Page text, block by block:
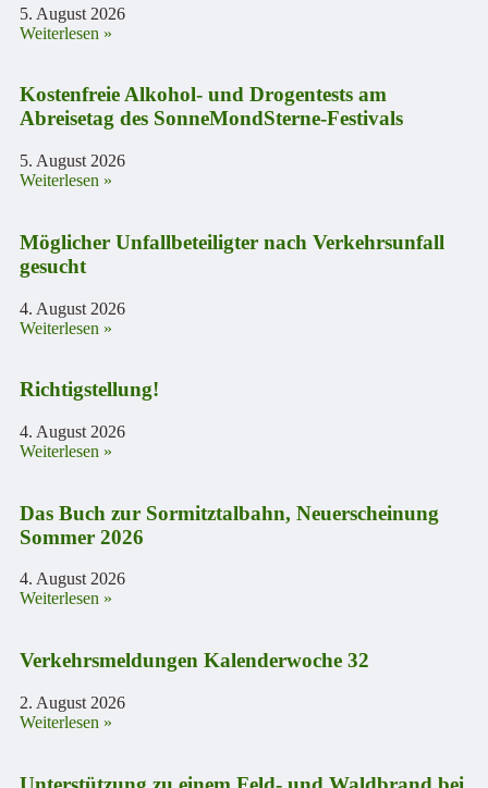
5. August 2026
Weiterlesen »
Kostenfreie Alkohol- und Drogentests am
Abreisetag des SonneMondSterne-Festivals
5. August 2026
Weiterlesen »
Möglicher Unfallbeteiligter nach Verkehrsunfall
gesucht
4. August 2026
Weiterlesen »
Richtigstellung!
4. August 2026
Weiterlesen »
Das Buch zur Sormitztalbahn, Neuerscheinung
Sommer 2026
4. August 2026
Weiterlesen »
Verkehrsmeldungen Kalenderwoche 32
2. August 2026
Weiterlesen »